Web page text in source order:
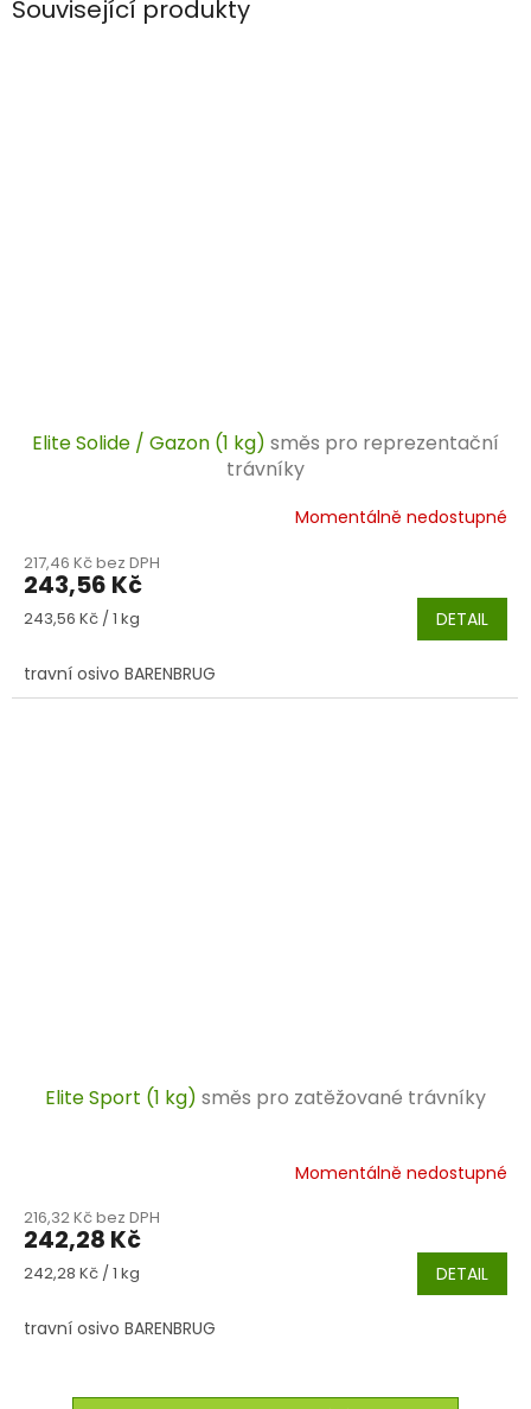
Související produkty
Elite Solide / Gazon (1 kg) směs pro reprezentační
trávníky
Momentálně nedostupné
217,46 Kč bez DPH
243,56 Kč
Měrná
243,56 Kč / 1 kg DETAIL
travní osivo BARENBRUG
Elite Sport (1 kg) směs pro zatěžované trávníky
Momentálně nedostupné
216,32 Kč bez DPH
242,28 Kč
Měrná
242,28 Kč / 1 kg DETAIL
travní osivo BARENBRUG